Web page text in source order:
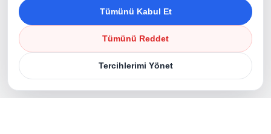
Tümünü Kabul Et
Tümünü Reddet
Tercihlerimi Yönet